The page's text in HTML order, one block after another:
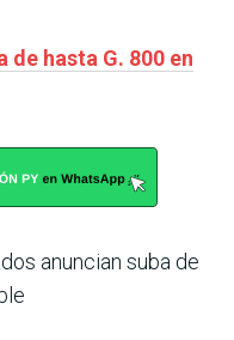
de hasta G. 800 en
anuncian suba de